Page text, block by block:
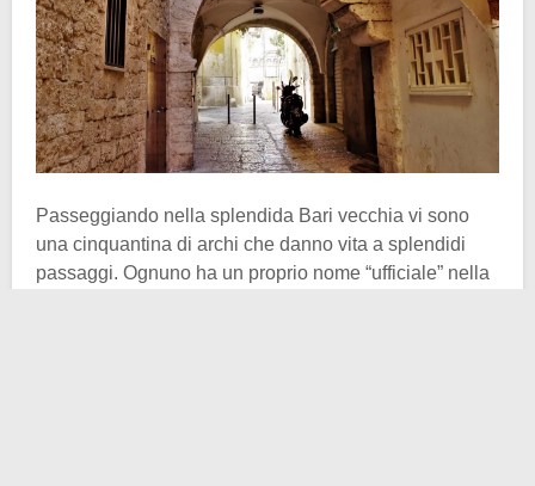
Passeggiando nella splendida Bari vecchia vi sono
una cinquantina di archi che danno vita a splendidi
passaggi. Ognuno ha un proprio nome “ufficiale” nella